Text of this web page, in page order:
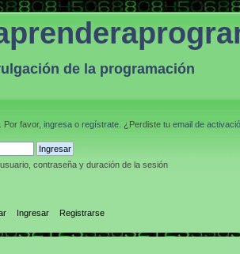
de la programación
. Por favor, ingresa o regístrate . ¿Perdiste tu email de
contraseña y duración de la sesión
Ingresar Registrarse